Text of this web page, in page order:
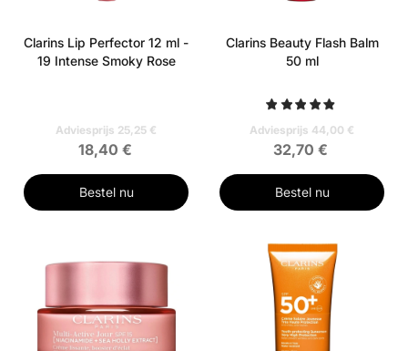
Clarins Lip Perfector 12 ml -
19 Intense Smoky Rose
Adviesprijs 25,25 €
18,40 €
Bestel nu
Clarins Beauty Flash Balm
50 ml
Adviesprijs 44,00 €
32,70 €
Bestel nu